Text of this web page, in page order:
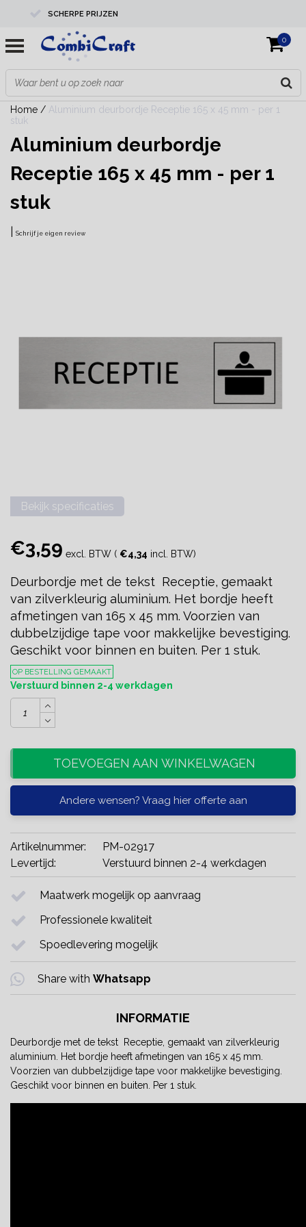
SCHERPE PRIJZEN
PROFESSIONELE KWALITEIT
EXPERTS IN MAATWERK
0
Home / Aluminium deurbordje Receptie 165 x 45 mm - per 1
stuk
Aluminium deurbordje
Receptie 165 x 45 mm - per 1
stuk
Schrijf je eigen review
Bekijk specificaties
€3,59 excl. BTW ( €4,34 incl. BTW)
Deurbordje met de tekst Receptie, gemaakt
van zilverkleurig aluminium. Het bordje heeft
afmetingen van 165 x 45 mm. Voorzien van
dubbelzijdige tape voor makkelijke bevestiging.
Geschikt voor binnen en buiten. Per 1 stuk.
OP BESTELLING GEMAAKT
Verstuurd binnen 2-4 werkdagen
TOEVOEGEN AAN WINKELWAGEN
Andere wensen? Vraag hier offerte aan
Artikelnummer:
PM-02917
Levertijd:
Verstuurd binnen 2-4 werkdagen
Maatwerk mogelijk op aanvraag
Professionele kwaliteit
Spoedlevering mogelijk
Share with Whatsapp
INFORMATIE
Deurbordje met de tekst Receptie, gemaakt van zilverkleurig
aluminium. Het bordje heeft afmetingen van 165 x 45 mm.
Voorzien van dubbelzijdige tape voor makkelijke bevestiging.
Geschikt voor binnen en buiten. Per 1 stuk.